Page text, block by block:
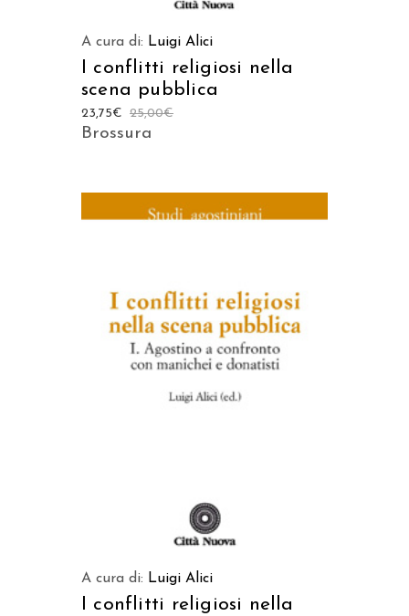
A cura di: Luigi Alici
I conflitti religiosi nella
scena pubblica
25,00€
23,75€
Brossura
A cura di: Luigi Alici
I conflitti religiosi nella